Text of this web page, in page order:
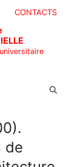
CONTACTS
de